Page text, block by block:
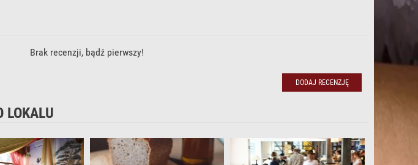
DODAJ RECENZJĘ
Brak recenzji, bądź pierwszy!
DODAJ RECENZJĘ
LOKALU